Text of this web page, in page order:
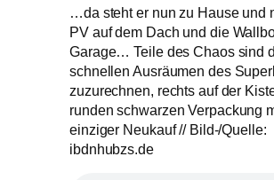
…da steht er nun zu Hause und
PV auf dem Dach und die
Garage… Teile des Chaos sind
schnellen Ausräumen des
zuzurechnen, rechts auf der
runden schwarzen Verpackung
einziger Neukauf // Bild-/Quelle:
ibdnhubzs.de